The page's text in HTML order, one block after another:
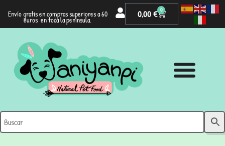
Envío gratis en compras superiores a 60
euros en toda la península.
0,00€ 0